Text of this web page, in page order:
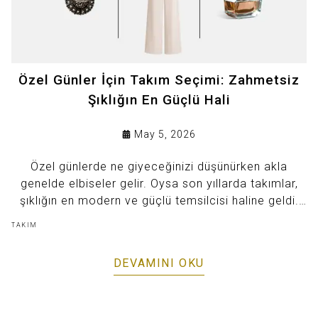
Özel Günler İçin Takım Seçimi: Zahmetsiz
Şıklığın En Güçlü Hali
May 5, 2026
Özel günlerde ne giyeceğinizi düşünürken akla
genelde elbiseler gelir. Oysa son yıllarda takımlar,
şıklığın en modern ve güçlü temsilcisi haline geldi.
seçenekleri ise bu şıklığı konforla birleştirir.
TAKIM
DEVAMINI OKU